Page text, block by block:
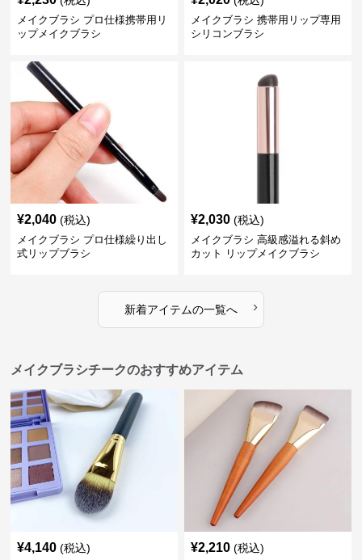
メイクブラシ プロ仕様携帯用リ
ップメイクブラシ
メイクブラシ 携帯用リップ専用
シリコンブラシ
¥2,040 (税込)
メイクブラシ プロ仕様繰り出し
式リップブラシ
¥2,030 (税込)
メイクブラシ 高級感溢れる斜め
カット リップメイクブラシ
新着アイテムの一覧へ ›
メイクブラシチークのおすすめアイテム
¥4,140 (税込) ¥2,210 (税込)